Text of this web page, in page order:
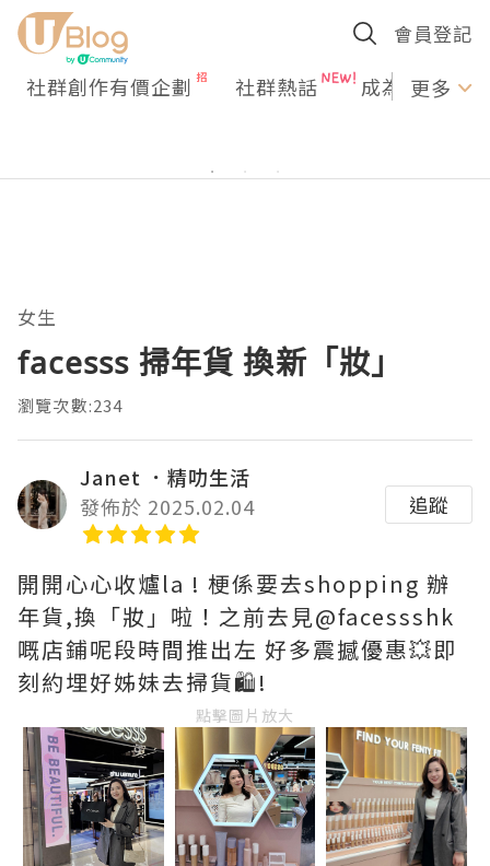
會員登記
社群創作有價企劃 社群熱話 成為U更多
女生
facesss 掃年貨 換新「妝」
瀏覽次數:234
Janet ．精叻生活
發佈於 2025.02.04
追蹤
開開心心收爐la ! 梗係要去shopping 辦
年貨,換「妝」啦！之前去見@facessshk
嘅店鋪呢段時間推出左 好多震撼優惠💥即
刻約埋好姊妹去掃貨🛍️!
點擊圖片放大